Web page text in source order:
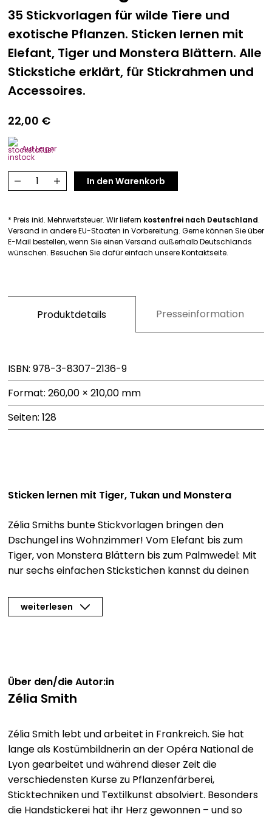
Bavarica & Karikaturen
35 Stickvorlagen für wilde Tiere und
exotische Pflanzen. Sticken lernen mit
Elefant, Tiger und Monstera Blättern. Alle
Stickstiche erklärt, für Stickrahmen und
Accessoires.
22,00 €
Auf Lager
Das
Dschungel-
Menge
In den Warenkorb
* Preis inkl. Mehrwertsteuer. Wir liefern kostenfrei nach Deutschland.
Versand in andere EU-Staaten in Vorbereitung. Gerne können Sie über
E-Mail bestellen, wenn Sie einen Versand außerhalb Deutschlands
wünschen. Besuchen Sie dafür einfach unsere Kontaktseite.
Produktdetails Presseinformation
ISBN: 978-3-8307-2136-9
Format: 260,00 × 210,00 mm
Seiten: 128
Sticken lernen mit Tiger, Tukan und Monstera
Zélia Smiths bunte Stickvorlagen bringen den
Dschungel ins Wohnzimmer! Vom Elefant bis zum
Tiger, von Monstera Blättern bis zum Palmwedel: Mit
nur sechs einfachen Stickstichen kannst du deinen
Stiche und Techniken sind zu Beginn des Buchs mit
detaillierten Illustrationen erklärt, dazu gibt es eine
Handumdrehen schöne Stickbilder gelingen.
35 Stickvorlagen für Tiere, Pflanzen und Muster in
Vom Knötchenstich über Stielstich bis Plattstich:
Alle benötigten Techniken sind detailliert illustriert
und erklärt
Die Stickmuster sind vielfältig einsetzbar: im
Stickrahmen zum Aufhängen, als Hingucker auf einem
T-Shirt oder zum Jutebeutel besticken
weiterlesen
Über den/die Autor:in
Zélia Smith
Zélia Smith lebt und arbeitet in Frankreich. Sie hat
lange als Kostümbildnerin an der Opéra National de
Lyon gearbeitet und während dieser Zeit die
verschiedensten Kurse zu Pflanzenfärberei,
Sticktechniken und Textilkunst absolviert. Besonders
die Handstickerei hat ihr Herz gewonnen – und so